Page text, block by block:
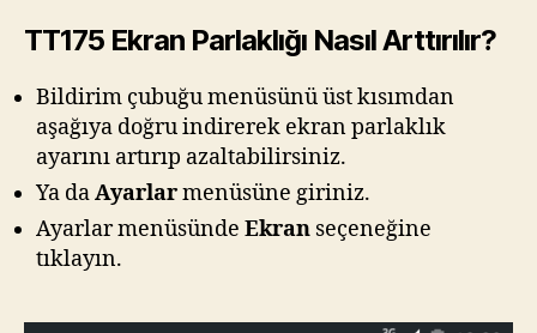
TT175 Ekran Parlaklığı Nasıl Arttırılır?
Bildirim çubuğu menüsünü üst kısımdan
aşağıya doğru indirerek ekran parlaklık
ayarını artırıp azaltabilirsiniz.
Ya daAyarlarmenüsüne giriniz.
Ayarlar menüsünde Ekran seçeneğine
tıklayın.